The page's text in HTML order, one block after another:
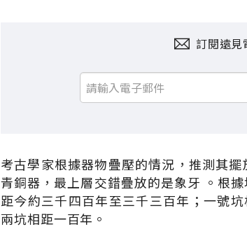
訂閱遠見
考古學家根據器物疊壓的情況，推測其
青銅器，最上層交錯疊放的是象牙 。根
距今約三千四百年至三千三百年；一號
兩坑相距一百年。